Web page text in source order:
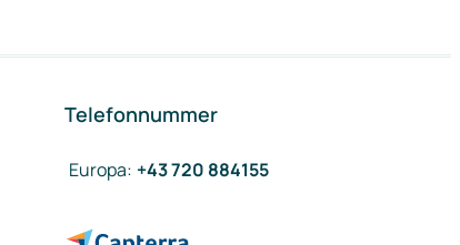
Telefonnummer
Europa: +43 720 884155